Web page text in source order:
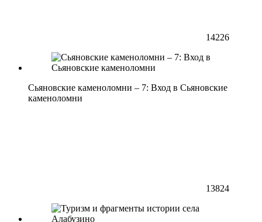
14226
Сьяновские каменоломни – 7: Вход в Сьяновские
каменоломни
13824